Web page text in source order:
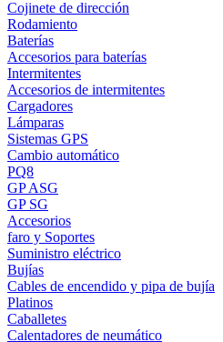
Cojinete de dirección
Rodamiento
Baterías
Accesorios para baterías
Intermitentes
Accesorios de intermitentes
Cargadores
Lámparas
Sistemas GPS
Cambio automático
PQ8
GP ASG
GP SG
Accesorios
faro y Soportes
Suministro eléctrico
Bujías
Cables de encendido y pipa de bujía
Platinos
Caballetes
Calentadores de neumático